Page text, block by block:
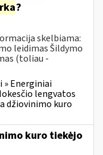
?
skelbiama:
leidimas Šildymo
(toliau -
» Energiniai
lengvatos
džiovinimo kuro
kuro tiekėjo